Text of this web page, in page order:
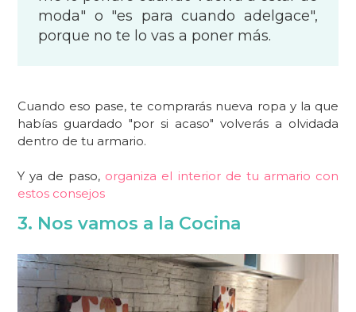
moda" o "es para cuando adelgace",
porque no te lo vas a poner más.
Cuando eso pase, te comprarás nueva ropa y la que
habías guardado "por si acaso" volverás a olvidada
dentro de tu armario.
Y ya de paso, organiza el interior de tu armario con
estos consejos
3. Nos vamos a la Cocina